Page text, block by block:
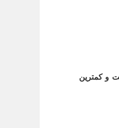
و کمترین